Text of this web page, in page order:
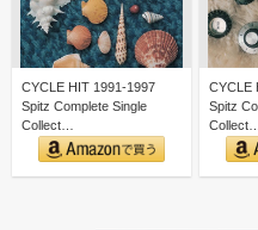
CYCLE HIT 1991-1997
Spitz Complete Single
Collect…
CYCLE
Spitz
Collect…